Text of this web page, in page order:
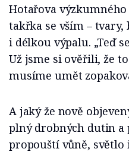
Hotařova
takřka se vším –
i délkou výpalu. „Teď
Už jsme si ověřili, že
musíme umět
A jaký že nově
plný drobných dutin a
propouští vůně, světlo